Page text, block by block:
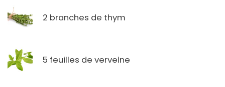
2 branches de thym
5 feuilles de verveine